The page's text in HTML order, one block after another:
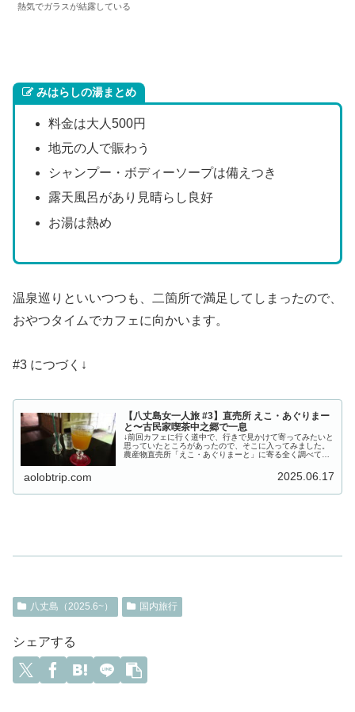
熱気でガラスが結露している
みはらしの湯まとめ
料金は大人500円
地元の人で賑わう
シャンプー・ボディーソープは備えつき
露天風呂があり見晴らし良好
お湯は熱め
温泉巡りといいつつも、二箇所で満足してしまったので、
おやつタイムでカフェに向かいます。
#3 につづく↓
【八丈島女一人旅 #3】直売所 えこ・あぐりまー
と〜古民家喫茶中之郷で一息
↓前回カフェに行く道中で、行きで見かけて寄ってみたいと
思っていたところがあったので、そこに入ってみました。
農産物直売所「えこ・あぐりまーと」に寄る全く調べてい
aolobtrip.com 2025.06.17
八丈島（2025.6~） 国内旅行
シェアする